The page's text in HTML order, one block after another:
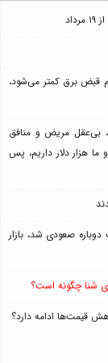
قبض برق کمتر می‌شود،
بی‌عقل مریض و منافق
آمریکا ۱۰ هزار دلار دارد و ما هزار دلار داریم، پس
سکه و دلار جمعه ۱۶ مرداد ۱۴۰۵؛ نفت دوباره صعودی شد، بازار
شنا چگونه است؟